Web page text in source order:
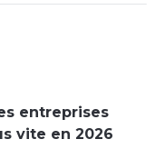
entreprises
vite en 2026